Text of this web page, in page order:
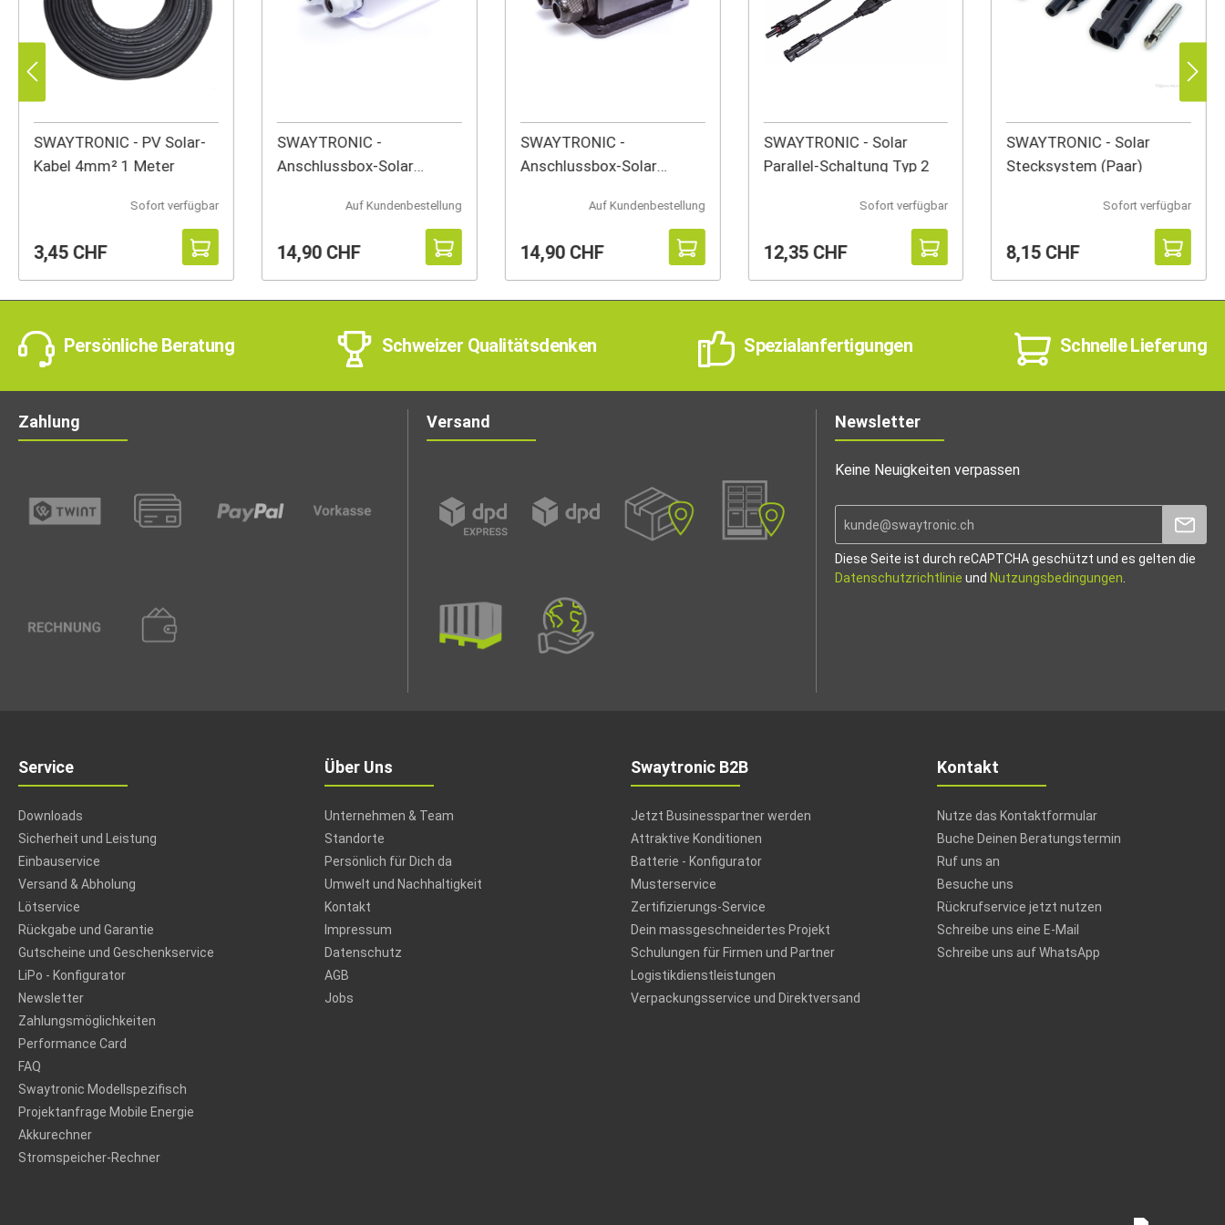
SWAYTRONIC - PV Solar-
Kabel 4mm² 1 Meter
Sofort verfügbar
3,45 CHF
SWAYTRONIC -
Anschlussbox-Solar
Auf Kundenbestellung
14,90 CHF
SWAYTRONIC -
Anschlussbox-Solar
Auf Kundenbestellung
14,90 CHF
SWAYTRONIC - Solar
Parallel-Schaltung Typ 2
Sofort verfügbar
12,35 CHF
SWAYTRONIC - Solar
Stecksystem (Paar)
Sofort verfügbar
8,15 CHF
Persönliche Beratung Schweizer Qualitätsdenken Spezialanfertigungen Schnelle Lieferung
Zahlung Versand Newsletter
Keine Neuigkeiten verpassen
Diese Seite ist durch reCAPTCHA geschützt und es gelten die
Datenschutzrichtlinie und Nutzungsbedingungen
Service
Downloads
Sicherheit und Leistung
Einbauservice
Versand & Abholung
Lötservice
Rückgabe und Garantie
Gutscheine und Geschenkservice
LiPo - Konfigurator
Newsletter
Zahlungsmöglichkeiten
Performance Card
FAQ
Swaytronic Modellspezifisch
Projektanfrage Mobile Energie
Akkurechner
Stromspeicher-Rechner
Über Uns
Unternehmen & Team
Standorte
Persönlich für Dich da
Umwelt und Nachhaltigkeit
Kontakt
Impressum
Datenschutz
AGB
Jobs
Swaytronic B2B
Jetzt Businesspartner werden
Attraktive Konditionen
Batterie - Konfigurator
Musterservice
Zertifizierungs-Service
Dein massgeschneidertes Projekt
Schulungen für Firmen und Partner
Logistikdienstleistungen
Verpackungsservice und Direktversand
Kontakt
Nutze das Kontaktformular
Buche Deinen Beratungstermin
Ruf uns an
Besuche uns
Rückrufservice jetzt nutzen
Schreibe uns eine E-Mail
Schreibe uns auf WhatsApp